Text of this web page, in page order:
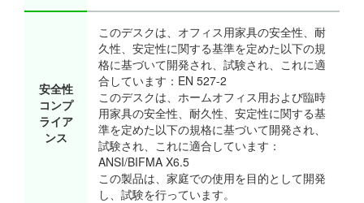
安全性
コンプ
ライア
ンス
このデスクは、オフィス用家具の安全性、耐
久性、安定性に関する基準を定めた以下の規
格に基づいて開発され、試験され、これに適
合しています：EN 527-2
このデスクは、ホームオフィス用および臨時
用家具の安全性、耐久性、安定性に関する基
準を定めた以下の規格に基づいて開発され、
試験され、これに適合しています：
ANSI/BIFMA X6.5
この製品は、家庭での使用を目的として開発
し、試験を行っています。